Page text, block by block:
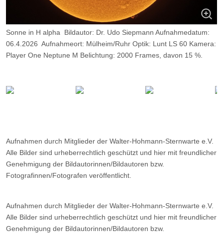
Sonne in H alpha Bildautor: Dr. Udo Siepmann Aufnahmedatum:
06.4.2026 Aufnahmeort: Mülheim/Ruhr Optik: Lunt LS 60 Kamera:
Player One Neptune M Belichtung: 2000 Frames, davon 15 %.
Aufnahmen durch Mitglieder der Walter-Hohmann-Sternwarte e.V.
Alle Bilder sind urheberrechtlich geschützt und hier mit freundlicher
Genehmigung der Bildautorinnen/Bildautoren bzw.
Fotografinnen/Fotografen veröffentlicht.
Aufnahmen durch Mitglieder der Walter-Hohmann-Sternwarte e.V.
Alle Bilder sind urheberrechtlich geschützt und hier mit freundlicher
Genehmigung der Bildautorinnen/Bildautoren bzw.